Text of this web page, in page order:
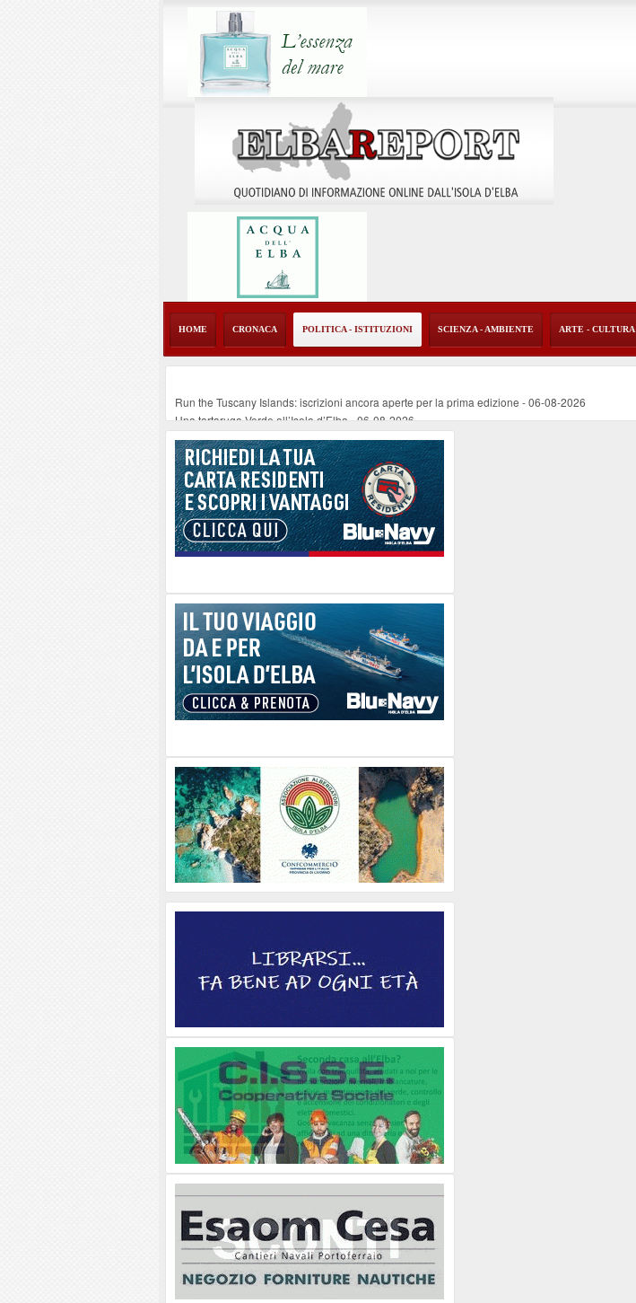
HOME CRONACA POLITICA - ISTITUZIONI SCIENZA - AMBIENTE ARTE - CULTURA
Run the Tuscany Islands: iscrizioni ancora aperte per la prima edizione -06-08-2026
Una tartaruga Verde all’Isola d’Elba-06-08-2026
Furgone in fiamme a Capoliveri, illeso il conducente-06-08-2026
Campo: chiusura della biblioteca comunale in occasione del Santo Patrono
A Carpani si apre la Festa di Liberazione: il programma della prima serata